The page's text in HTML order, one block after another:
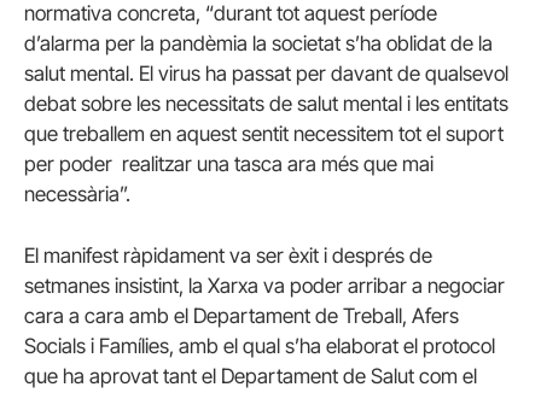
normativa concreta, “durant tot aquest període
d’alarma per la pandèmia la societat s’ha oblidat de la
salut mental. El virus ha passat per davant de qualsevol
debat sobre les necessitats de salut mental i les entitats
que treballem en aquest sentit necessitem tot el suport
per poder realitzar una tasca ara més que mai
necessària”.
El manifest ràpidament va ser èxit i després de
setmanes insistint, la Xarxa va poder arribar a negociar
cara a cara amb el Departament de Treball, Afers
Socials i Famílies, amb el qual s’ha elaborat el protocol
que ha aprovat tant el Departament de Salut com el